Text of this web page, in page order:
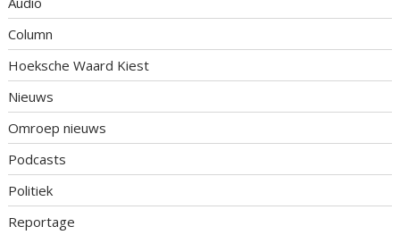
Column
Hoeksche Waard Kiest
Nieuws
Omroep nieuws
Podcasts
Politiek
Reportage